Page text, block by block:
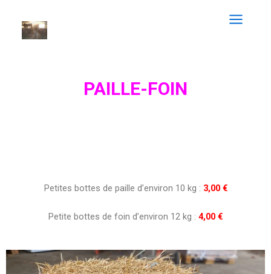
PAILLE-FOIN
Petites bottes de paille d’environ 10 kg : 3,00 €
Petite bottes de foin d’environ 12 kg : 4,00 €